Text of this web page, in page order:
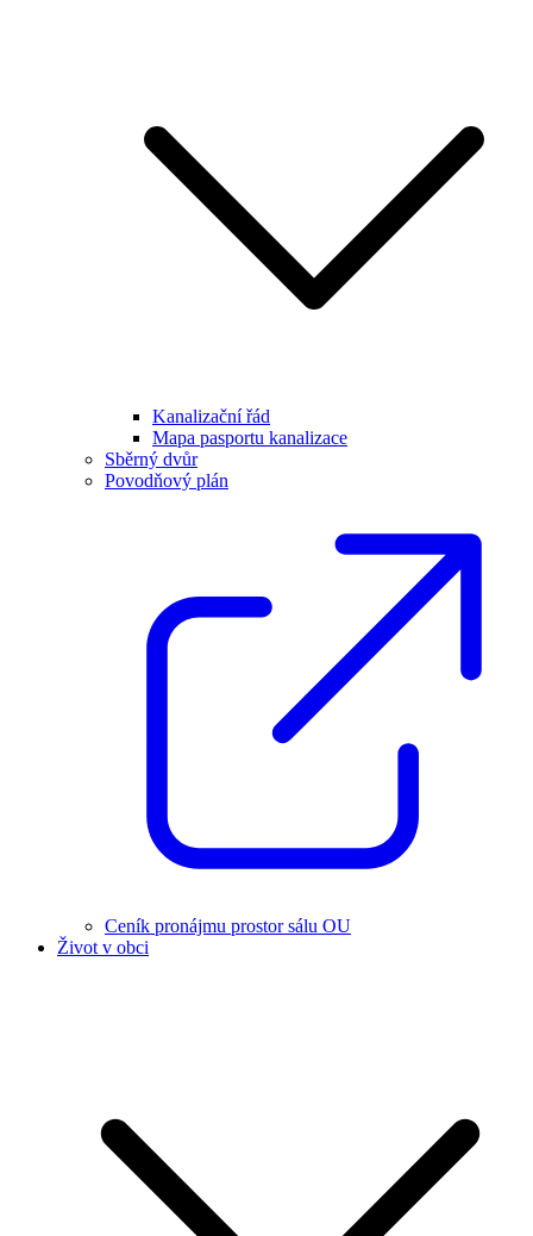
Kanalizační řád
Mapa pasportu kanalizace
Sběrný dvůr
Povodňový plán
Ceník pronájmu prostor sálu OU
Život v obci